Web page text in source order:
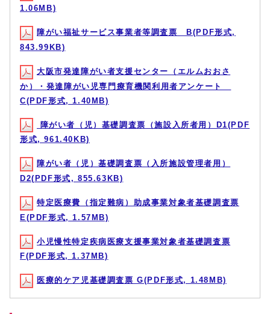
1.06MB)
障がい福祉サービス事業者等調査票 B(PDF形式,
843.99KB)
大阪市発達障がい者支援センター（エルムおおさ
か）・発達障がい児専門療育機関利用者アンケート
C(PDF形式, 1.40MB)
障がい者（児）基礎調査票（施設入所者用）D1(PDF
形式, 961.40KB)
障がい者（児）基礎調査票（入所施設管理者用）
D2(PDF形式, 855.63KB)
特定医療費（指定難病）助成事業対象者基礎調査票
E(PDF形式, 1.57MB)
小児慢性特定疾病医療支援事業対象者基礎調査票
F(PDF形式, 1.37MB)
医療的ケア児基礎調査票 G(PDF形式, 1.48MB)